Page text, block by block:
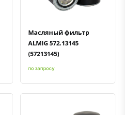
Масляный фильтр
ALMIG 572.13145
(57213145)
по запросу